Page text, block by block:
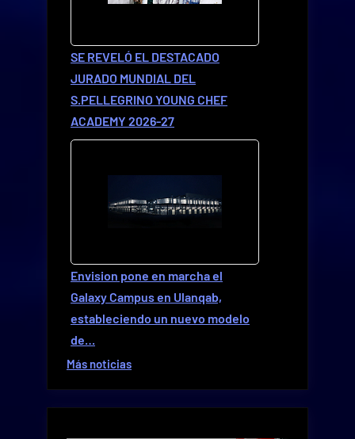
SE REVELÓ EL DESTACADO
JURADO MUNDIAL DEL
S.PELLEGRINO YOUNG CHEF
ACADEMY 2026-27
Envision pone en marcha el
Galaxy Campus en Ulanqab,
estableciendo un nuevo modelo
de…
Más noticias